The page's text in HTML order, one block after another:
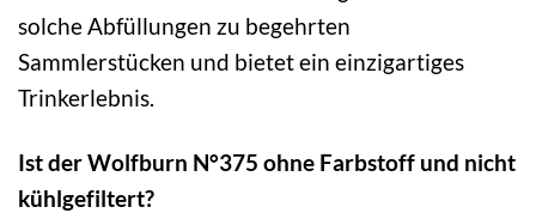
solche Abfüllungen zu begehrten
Sammlerstücken und bietet ein einzigartiges
Trinkerlebnis.
Ist der Wolfburn N°375 ohne Farbstoff und nicht
kühlgefiltert?